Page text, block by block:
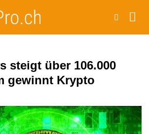
steigt über 106.000
gewinnt Krypto